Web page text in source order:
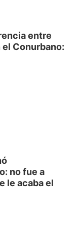
entre
Conurbano:
no fue a
le acaba el